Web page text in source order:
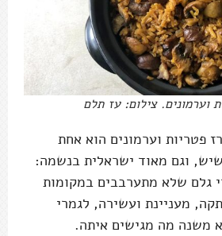
וערמונים. צילום: עז תלם
פטריות וערמונים הוא אחת
וגם מאוד ישראלית בנשמה:
גלם שלא מתערבבים במקומות
מעניינת ועשירה, לגמרי
משנה מה מגישים איתה.